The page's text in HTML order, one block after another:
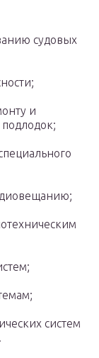
судовых
и
систем